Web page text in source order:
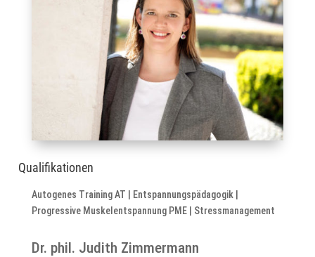
Qualifikationen
Autogenes Training AT | Entspannungspädagogik |
Progressive Muskelentspannung PME | Stressmanagement
Dr. phil. Judith Zimmermann